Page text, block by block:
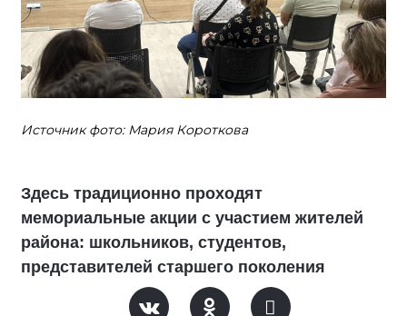
Источник фото: Мария Короткова
Здесь традиционно проходят
мемориальные акции с участием жителей
района: школьников, студентов,
представителей старшего поколения